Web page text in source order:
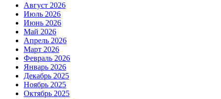
Август 2026
Июль 2026
Июнь 2026
Май 2026
Апрель 2026
Март 2026
Февраль 2026
Январь 2026
Декабрь 2025
Ноябрь 2025
Октябрь 2025